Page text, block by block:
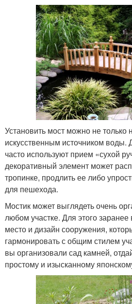
Установить мост можно не
искусственным источником воды.
часто используют прием «сухой
декоративный элемент может
тропинке, продлить ее либо
для пешехода.
Мостик может выглядеть очень
любом участке. Для этого
место и дизайн сооружения,
гармонировать с общим стилем
вы организовали сад камней,
простому и изысканному